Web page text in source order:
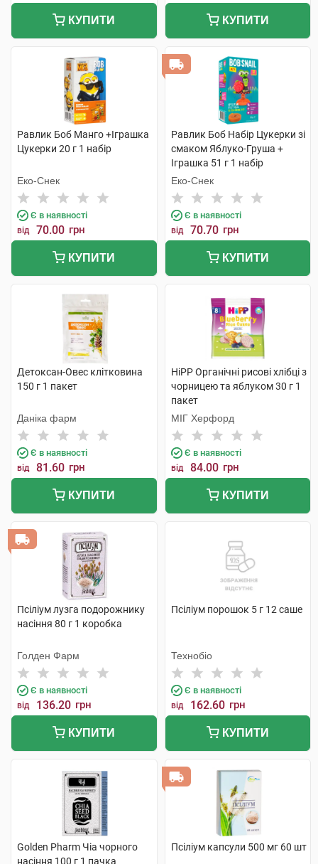
КУПИТИ КУПИТИ
Равлик Боб Манго +Іграшка
Цукерки 20 г 1 набір
Еко-Снек
Є в наявності
від 70.00 грн
КУПИТИ
Равлик Боб Набір Цукерки зі
смаком Яблуко-Груша +
Іграшка 51 г 1 набір
Еко-Снек
Є в наявності
від 70.70 грн
КУПИТИ
Детоксан-Овес клітковина
150 г 1 пакет
Даніка фарм
Є в наявності
від 81.60 грн
КУПИТИ
HiPP Органічні рисові хлібці з
чорницею та яблуком 30 г 1
пакет
МІГ Херфорд
Є в наявності
від 84.00 грн
КУПИТИ
Псіліум лузга подорожнику
насіння 80 г 1 коробка
Голден Фарм
Є в наявності
від 136.20 грн
КУПИТИ
Псіліум порошок 5 г 12 саше
Технобіо
Є в наявності
від 162.60 грн
КУПИТИ
Golden Pharm Чіа чорного
насіння 100 г 1 пачка
Псіліум капсули 500 мг 60 шт